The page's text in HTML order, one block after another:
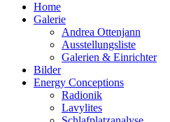
Home
Galerie
Andrea Ottenjann
Ausstellungsliste
Galerien & Einrichter
Bilder
Energy Conceptions
Radionik
Lavylites